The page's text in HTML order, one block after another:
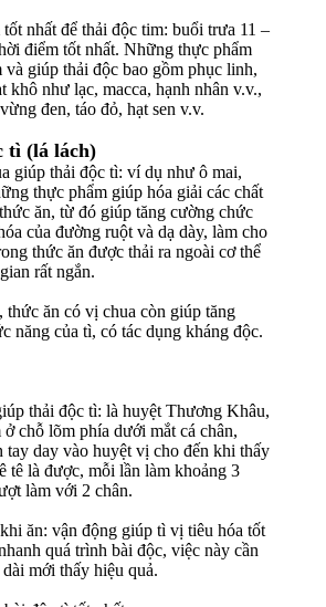
nhất để thải độc tim: buổi trưa 11 –
điểm tốt nhất. Những thực phẩm
và giúp thải độc bao gồm phục linh,
khô như lạc, macca, hạnh nhân v.v.,
đen, táo đỏ, hạt sen v.v.
tì (lá lách)
giúp thải độc tì: ví dụ như ô mai,
thực phẩm giúp hóa giải các chất
ăn, từ đó giúp tăng cường chức
của đường ruột và dạ dày, làm cho
thức ăn được thải ra ngoài cơ thể
rất ngắn.
ăn có vị chua còn giúp tăng
năng của tì, có tác dụng kháng độc.
thải độc tì: là huyệt Thương Khâu,
ở chỗ lõm phía dưới mắt cá chân,
tay day vào huyệt vị cho đến khi thấy
tê là được, mỗi lần làm khoảng 3
làm với 2 chân.
ăn: vận động giúp tì vị tiêu hóa tốt
quá trình bài độc, việc này cần
mới thấy hiệu quả.